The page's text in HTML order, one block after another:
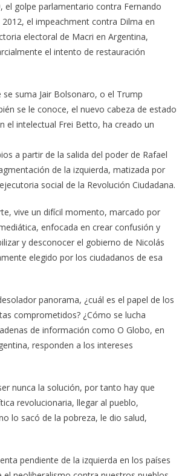
el golpe parlamentario contra Fernando
el impeachment contra Dilma en
electoral de Macri en Argentina,
el intento de restauración
se suma Jair Bolsonaro, o el Trump
se le conoce, el nuevo cabeza de estado
el intelectual Frei Betto, ha creado un
a partir de la salida del poder de Rafael
de la izquierda, matizada por
social de la Revolución Ciudadana.
vive un difícil momento, marcado por
enfocada en crear confusión y
y desconocer el gobierno de Nicolás
elegido por los ciudadanos de esa
panorama, ¿cuál es el papel de los
comprometidos? ¿Cómo se lucha
de información como O Globo, en
responden a los intereses
nunca la solución, por tanto hay que
revolucionaria, llegar al pueblo,
lo sacó de la pobreza, le dio salud,
pendiente de la izquierda en los países